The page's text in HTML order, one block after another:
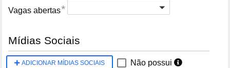
Vagas abertas*
Mídias Sociais
ADICIONAR MÍDIAS SOCIAIS Não possui